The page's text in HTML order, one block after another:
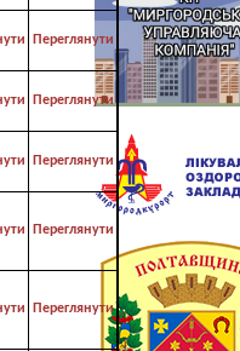
Переглянути
Переглянути
Переглянути
Переглянути
Переглянути